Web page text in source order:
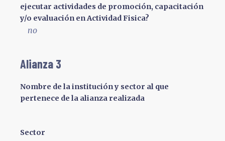
ejecutar actividades de promoción, capacitación
y/o evaluación en Actividad Fisica?
no
Alianza 3
Nombre de la institución y sector al que
pertenece de la alianza realizada
Sector